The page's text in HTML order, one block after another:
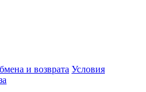
и возврата Условия